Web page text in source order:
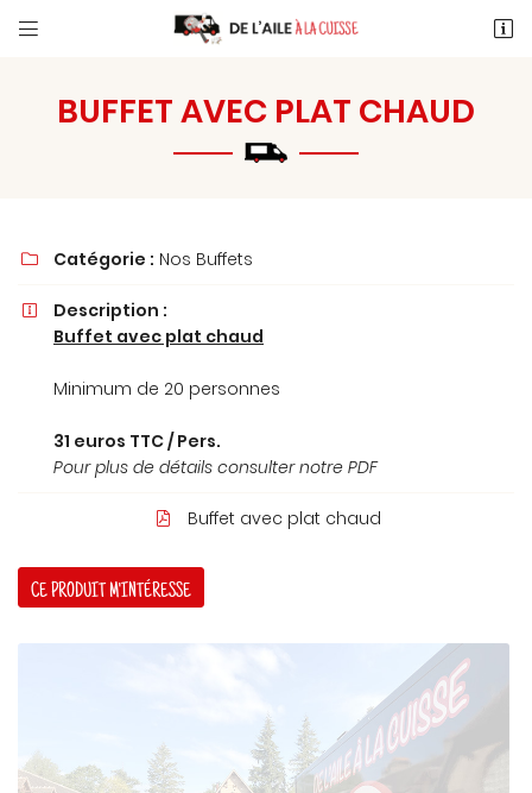
 
46 Route de Limours
06 23 91 37 74
commerciales à l'adresse email indiqué ci-dessus. Vous pouvez vous
désinscrire à tout moment en utilisant
BUFFET AVEC PLAT CHAUD
 Catégorie : Nos Buffets

Description :
Buffet avec plat chaud
Minimum de 20 personnes
31 euros TTC / Pers.
Pour plus de détails consulter notre PDF
 Buffet avec plat chaud
CE PRODUIT M'INTÉRESSE